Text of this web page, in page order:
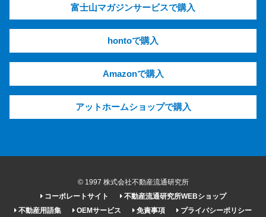
富士山マガジンサービスで購入
hontoで購入
Amazonで購入
アットホームショップで購入
© 1997 株式会社不動産流通研究所
コーポレートサイト
不動産流通研究所WEBショップ
不動産用語集
OEMサービス 免責事項 プライバシーポリシー